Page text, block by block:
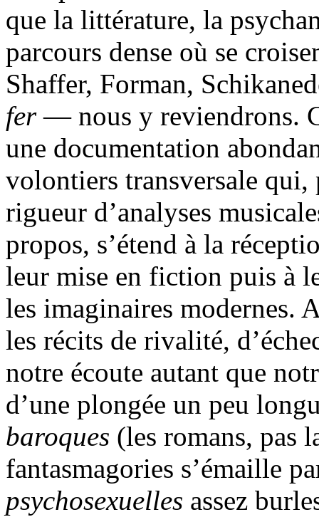
que la littérature, la
parcours dense où se
Shaffer, Forman,
fer— nous y reviendrons.
une documentation
volontiers transversale qui,
rigueur d’analyses
propos, s’étend à la
leur mise en fiction puis à
les imaginaires modernes.
les récits de rivalité,
notre écoute autant que
d’une plongée un peu
baroques (les romans, pas
fantasmagories s’émaille
psychosexuelles assez